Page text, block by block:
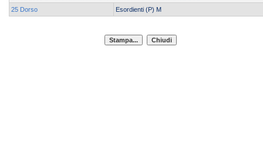
25 Dorso
Esordienti (P) M